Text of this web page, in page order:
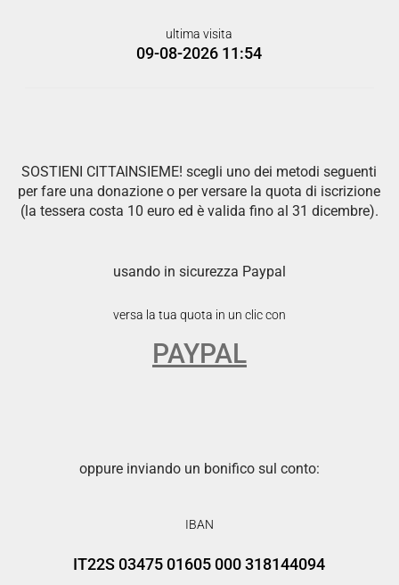
ultima visita
09-08-2026 11:54
SOSTIENI CITTAINSIEME! scegli uno dei metodi seguenti
per fare una donazione o per versare la quota di iscrizione
(la tessera costa 10 euro ed è valida fino al 31 dicembre).
usando in sicurezza Paypal
versa la tua quota in un clic con
PAYPAL
oppure inviando un bonifico sul conto:
IBAN
IT22S 03475 01605 000 318144094